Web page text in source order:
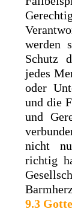
werden
Schutz
jedes
oder
und die
und
nicht
richtig
9.3